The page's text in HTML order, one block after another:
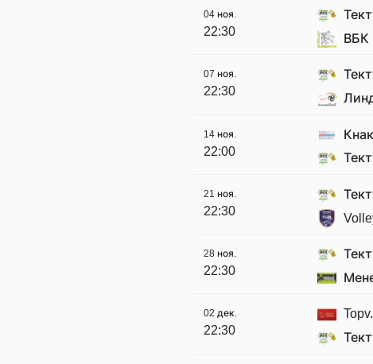
04 ноя.
22:30
ВБК
07 ноя.
22:30
14 ноя.
22:00
21 ноя.
22:30
28 ноя.
22:30
02 дек.
22:30